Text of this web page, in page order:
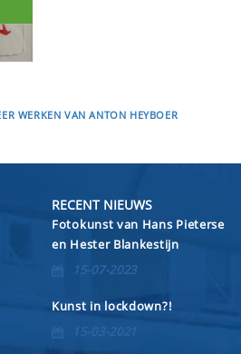
WERKEN VAN ANTON HEYBOER
RECENT NIEUWS
Fotokunst van Hans Pieterse
en Hester Blankestijn
15-07-2023
Kunst in lockdown?!
15-03-2021